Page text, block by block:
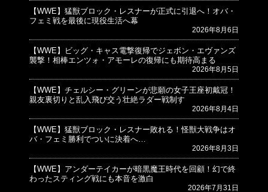
【WWE】猛獣ブロック・レスナーが正式に引退へ！オバ・
フェミ戦を最後に現役生活へ幕
2026年8月6日
【WWE】ビッグ・キャス電撃復帰でジェボン・エヴァンズ
襲撃！相棒エンツォ・アモーレの復帰にも期待高まる
2026年8月5日
【WWE】チェルシー・グリーンが悲願の女子王座初戴冠！
親友裏切りと乱入飛び交う壮絶ラダー戦制す
2026年8月4日
【WWE】猛獣ブロック・レスナー敗れる！怪獣大戦争はオ
バ・フェミ勝利でついに決着へ…
2026年8月3日
【WWE】アンダーテイカーが暗黒魔王時代を回顧！幻で終
わったスティング戦にも本音を激白
2026年7月31日